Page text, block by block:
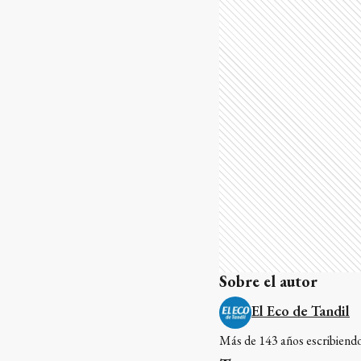
Sobre el autor
El Eco de Tandil
Más de 143 años